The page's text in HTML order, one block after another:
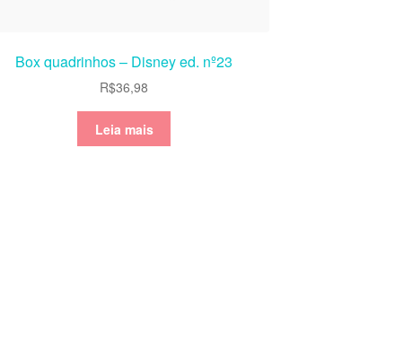
Box quadrinhos – Disney ed. nº23
R$36,98
Leia mais